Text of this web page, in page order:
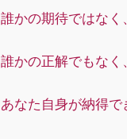
誰かの期待ではなく
誰かの正解でもなく
あなた自身が納得で